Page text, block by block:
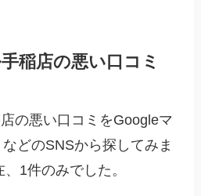
稲店の悪い口コミ
の悪い口コミをGoogleマ
どのSNSから探してみま
1件のみでした。